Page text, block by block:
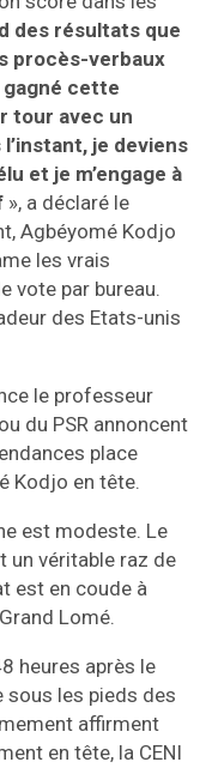
des résultats que
procès-verbaux
gagné cette
tour avec un
je deviens
et je m’engage à
», a déclaré le
Agbéyomé Kodjo
les vrais
vote par bureau.
des Etats-unis
le professeur
du PSR annoncent
place
Kodjo en tête.
est modeste. Le
un véritable raz de
est en coude à
Lomé.
heures après le
sous les pieds des
affirment
en tête, la CENI